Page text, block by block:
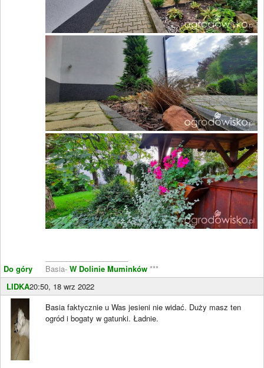
Do góry
Basia- W Dolinie Muminków ***
LIDKA20:50, 18 wrz 2022
Basia faktycznie u Was jesieni nie widać. Duży masz ten
ogród i bogaty w gatunki. Ładnie.